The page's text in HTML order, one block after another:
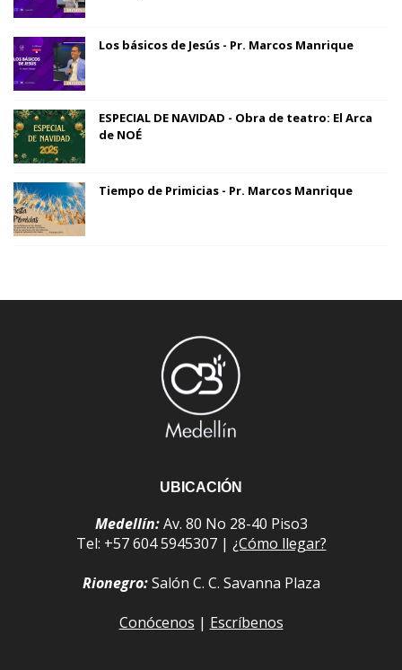
Los básicos de Jesús - Pr. Marcos Manrique
ESPECIAL DE NAVIDAD - Obra de teatro: El Arca
de NOÉ
Tiempo de Primicias - Pr. Marcos Manrique
UBICACIÓN
Medellín:Av. 80 No 28-40 Piso3
Tel: +57 604 5945307 | ¿Cómo llegar?
Rionegro:Salón C. C. Savanna Plaza
Conócenos | Escríbenos